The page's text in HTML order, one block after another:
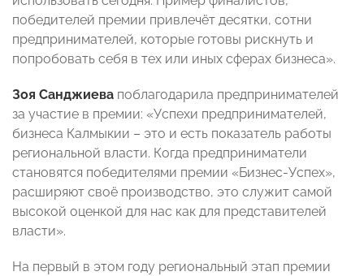
победителей премии привлечёт десятки, сотни
предпринимателей, которые готовы рискнуть и
попробовать себя в тех или иных сферах бизнеса».
Зоя Санджиева поблагодарила предпринимателей
за участие в премии: «Успехи предпринимателей,
бизнеса Калмыкии – это и есть показатель работы
региональной власти. Когда предприниматели
становятся победителями премии «Бизнес-Успех»,
расширяют своё производство, это служит самой
высокой оценкой для нас как для представителей
власти».
На первый в этом году региональный этап премии